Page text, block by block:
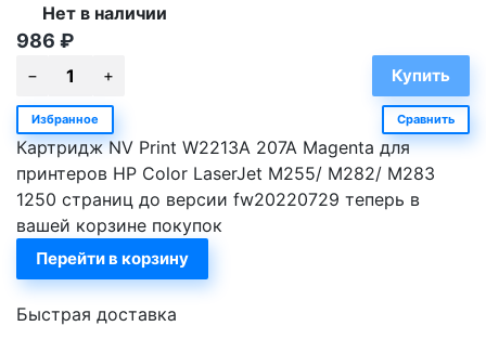
Нет в наличии
986 ₽
Избранное Сравнить
Картридж NV Print W2213A 207A Magenta для
принтеров HP Color LaserJet M255/ M282/ M283
1250 страниц до версии fw20220729 теперь в
вашей корзине покупок
Перейти в корзину
Быстрая доставка